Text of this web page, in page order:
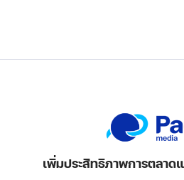
เพิ่มประสิทธิภาพการตลาด